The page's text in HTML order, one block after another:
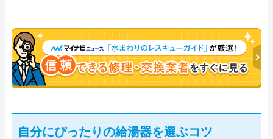
自分にぴったりの給湯器を選ぶコツ